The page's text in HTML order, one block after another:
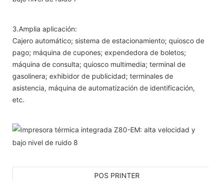
3.Amplia aplicación:
Cajero automático; sistema de estacionamiento; quiosco de
pago; máquina de cupones; expendedora de boletos;
máquina de consulta; quiosco multimedia; terminal de
gasolinera; exhibidor de publicidad; terminales de
asistencia, máquina de automatización de identificación,
etc.
POS PRINTER